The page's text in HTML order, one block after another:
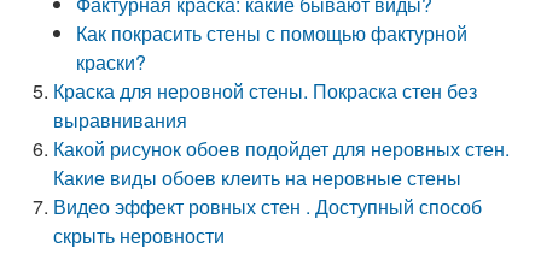
Как покрасить стены с помощью фактурной
краски?
Краска для неровной стены. Покраска стен без
выравнивания
Какой рисунок обоев подойдет для неровных стен.
Какие виды обоев клеить на неровные стены
Видео эффект ровных стен . Доступный способ
скрыть неровности